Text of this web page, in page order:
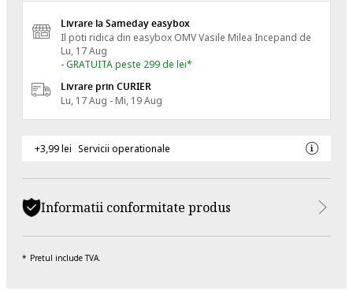
Livrare la Sameday easybox
Il poti ridica din easybox OMV Vasile Milea Incepand de
Lu, 17 Aug
- GRATUITA peste 299 de lei*
Livrare prin CURIER
Lu, 17 Aug - Mi, 19 Aug
+3,99 lei Servicii operationale
Informatii conformitate produs
Pretul include TVA.